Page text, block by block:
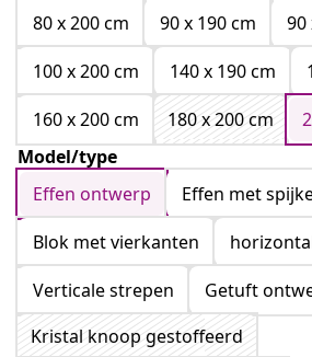
80 x 200 cm
90 x 190 cm
90
100 x 200 cm
140 x 190 cm
160 x 200 cm
180 x 200 cm
Model/type
Effen ontwerp
Effen met
Blok met vierkanten
Verticale strepen
Getuft
Kristal knoop gestoffeerd